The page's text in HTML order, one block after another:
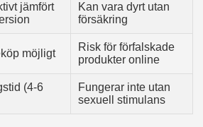
jämfört
Kan vara dyrt utan
försäkring
möjligt
Risk för förfalskade
produkter online
(4-6
Fungerar inte utan
sexuell stimulans